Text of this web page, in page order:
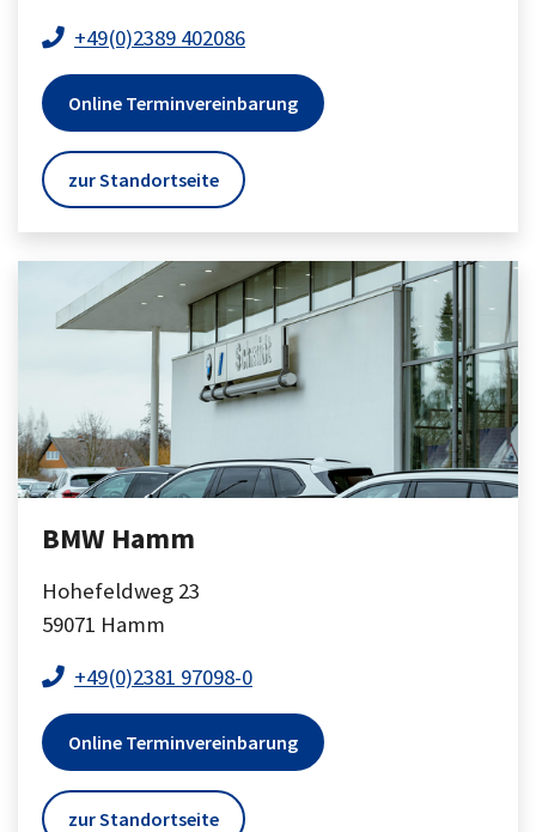
+49(0)2389 402086
Online Terminvereinbarung
zur Standortseite
BMW Hamm
Hohefeldweg 23
59071 Hamm
+49(0)2381 97098-0
Online Terminvereinbarung
zur Standortseite